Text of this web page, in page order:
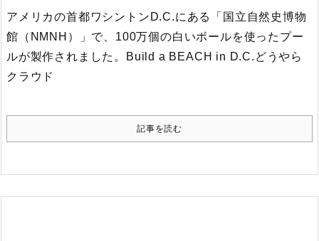
アメリカの首都ワシントンD.C.にある「国立自然史博物
館（NMNH）」で、100万個の白いボールを使ったプー
ルが製作されました。
Build a BEACH in D.C. どうやら
クラウド
記事を読む